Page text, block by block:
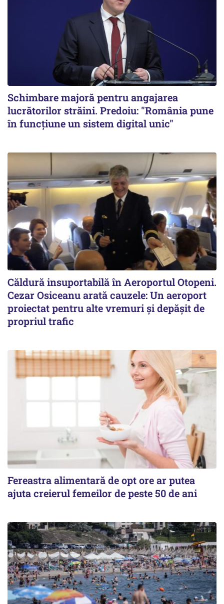
Schimbare majoră pentru angajarea
lucrătorilor străini. Predoiu: "România pune
în funcțiune un sistem digital unic"
Căldură insuportabilă în Aeroportul Otopeni.
Cezar Osiceanu arată cauzele: Un aeroport
proiectat pentru alte vremuri și depășit de
propriul trafic
Fereastra alimentară de opt ore ar putea
ajuta creierul femeilor de peste 50 de ani